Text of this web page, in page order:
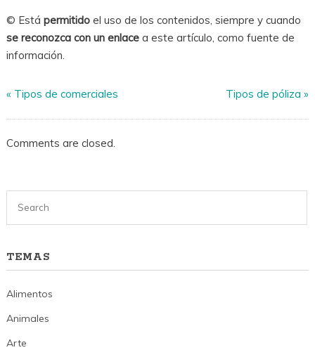
© Está permitidoel uso de los contenidos, siempre y cuando
se reconozca con un enlacea este artículo, como fuente de
información.
« Tipos de comerciales Tipos de póliza »
Comments are closed.
TEMAS
Alimentos
Animales
Arte